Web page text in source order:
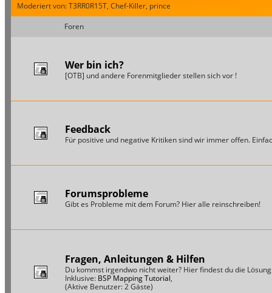
Moderiert von: T3RR0R15T, Chef-Killer, prince
Foren
Wer bin ich?
[OTB] und andere Forenmitglieder stellen sich vor !
Feedback
Für positive und negative Kritiken sind wir immer offen.
Forumsprobleme
Gibt es Probleme mit dem Forum? Hier alle reinschreiben!
Fragen, Anleitungen & Hilfen
Du kommst irgendwo nicht weiter? Hier findest du die
Inklusive: BSP Mapping Tutorial,
(Aktive Benutzer: 2 Gäste)